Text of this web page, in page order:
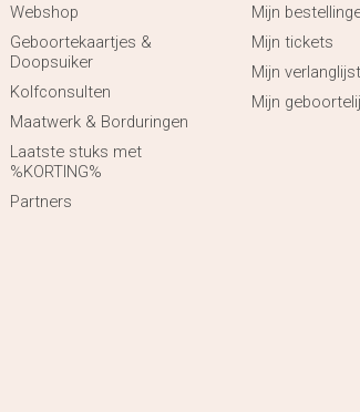
Webshop
Geboortekaartjes &
Doopsuiker
Kolfconsulten
Maatwerk & Borduringen
Laatste stuks met
%KORTING%
Partners
Mijn
Mijn tickets
Mijn verlanglijst
Mijn